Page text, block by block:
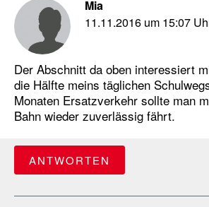
Mia
11.11.2016 um 15:07
Der Abschnitt da oben interessiert
die Hälfte meins täglichen
Monaten Ersatzverkehr sollte man
Bahn wieder zuverlässig fährt.
ANTWORTEN